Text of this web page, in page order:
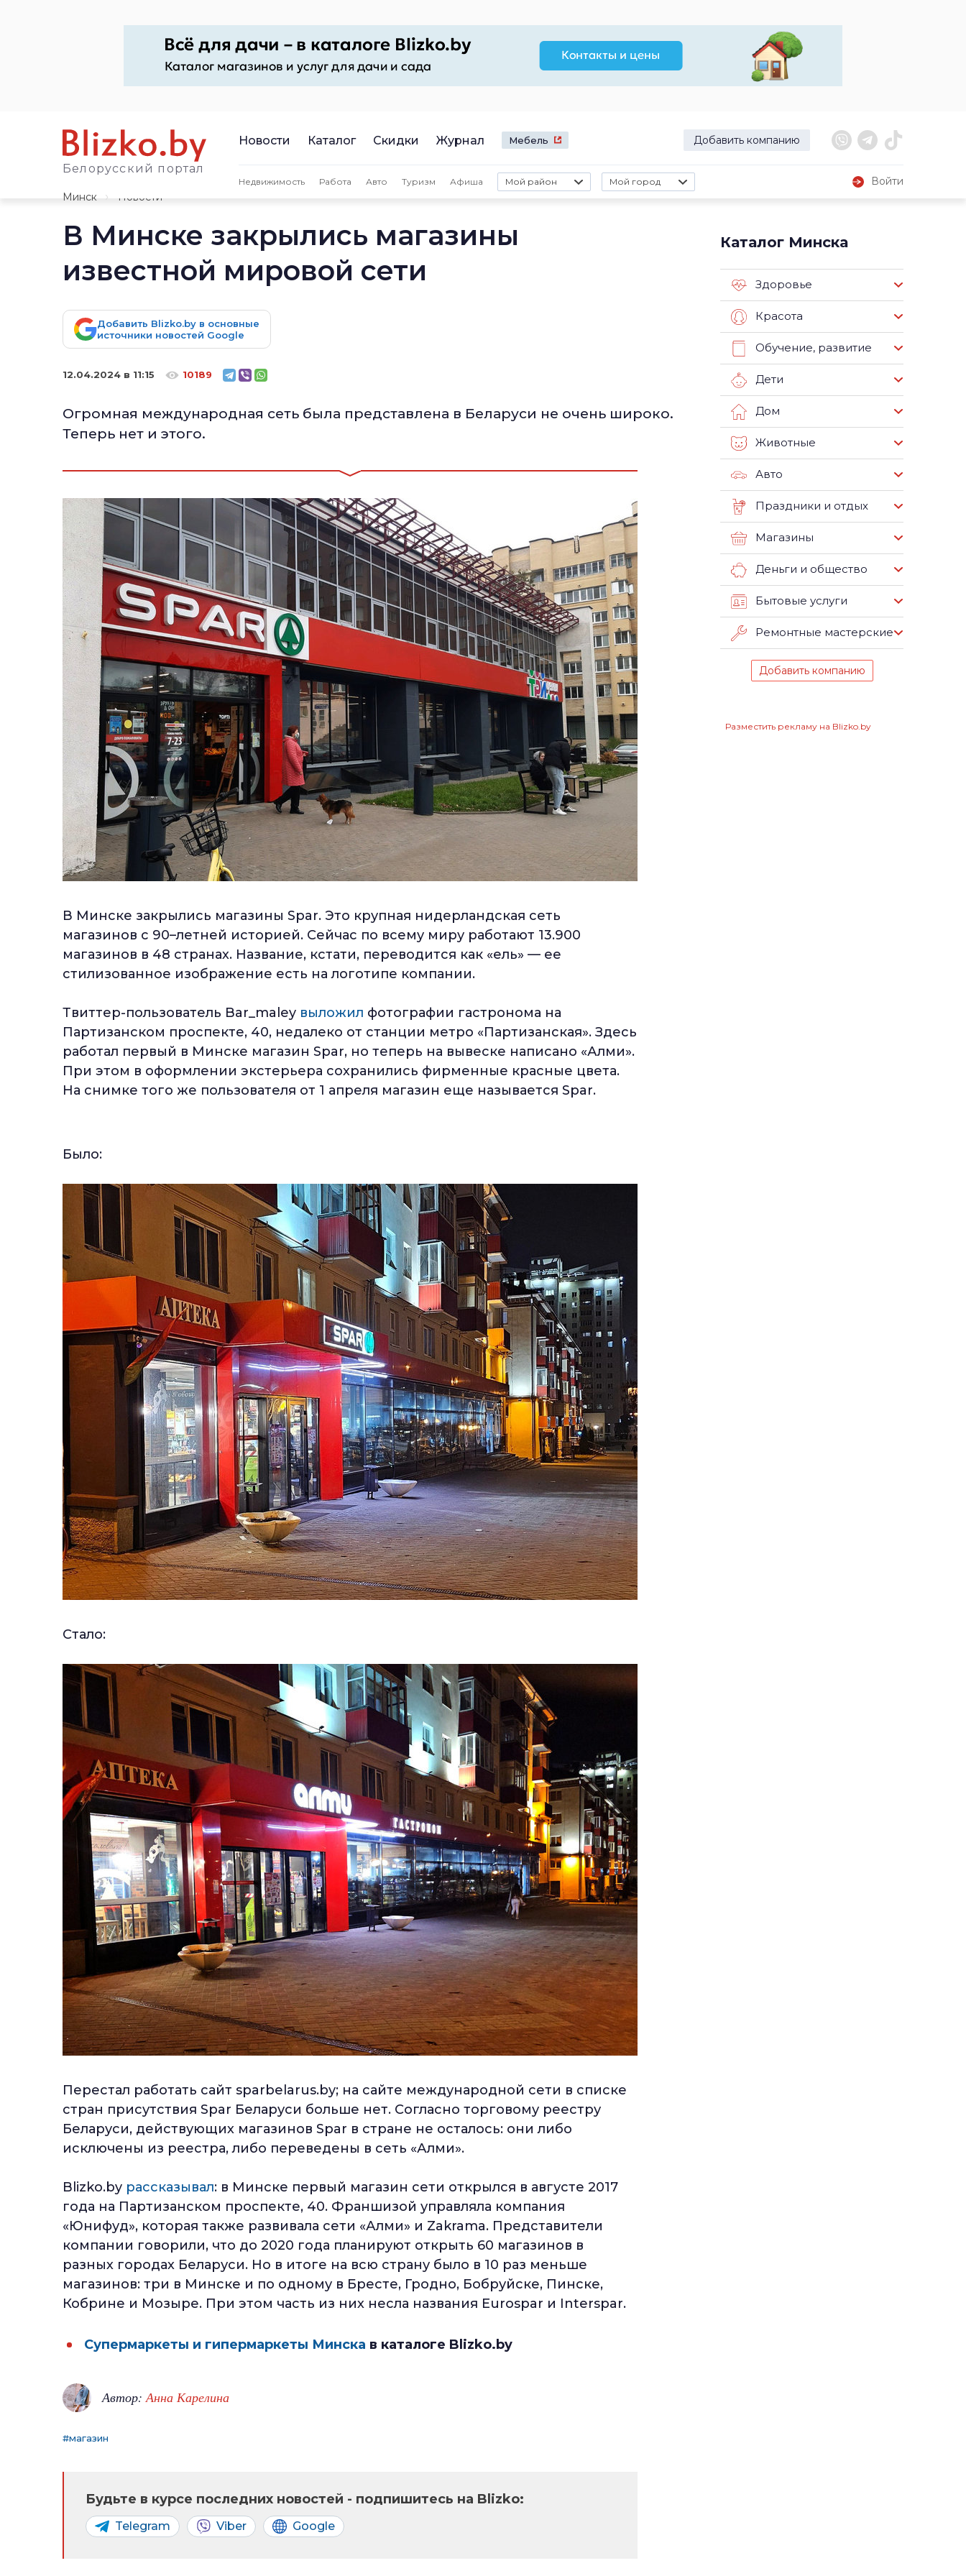
Белорусский портал
Новости Каталог Скидки Журнал Мебель Добавить компанию
Недвижимость Работа Авто Туризм Афиша Мой район Мой город
Войти
Минск
Новости
В Минске закрылись магазины
известной мировой сети
Добавить Blizko.by в основные
источники новостей Google
12.04.2024 в 11:15 10189
Огромная международная сеть была представлена в Беларуси не очень широко.
Теперь нет и этого.
В Минске закрылись магазины Spar. Это крупная нидерландская сеть
магазинов с 90–летней историей. Сейчас по всему миру работают 13.900
магазинов в 48 странах. Название, кстати, переводится как «ель» — ее
стилизованное изображение есть на логотипе компании.
Твиттер-пользователь Bar_maley выложил фотографии гастронома на
Партизанском проспекте, 40, недалеко от станции метро «Партизанская». Здесь
работал первый в Минске магазин Spar, но теперь на вывеске написано «Алми».
При этом в оформлении экстерьера сохранились фирменные красные цвета.
На снимке того же пользователя от 1 апреля магазин еще называется Spar.
Было:
Стало:
Перестал работать сайт sparbelarus.by; на сайте международной сети в списке
стран присутствия Spar Беларуси больше нет. Согласно торговому реестру
Беларуси, действующих магазинов Spar в стране не осталось: они либо
исключены из реестра, либо переведены в сеть «Алми».
Blizko.by рассказывал: в Минске первый магазин сети открылся в августе 2017
года на Партизанском проспекте, 40. Франшизой управляла компания
«Юнифуд», которая также развивала сети «Алми» и Zakrama. Представители
компании говорили, что до 2020 года планируют открыть 60 магазинов в
разных городах Беларуси. Но в итоге на всю страну было в 10 раз меньше
магазинов: три в Минске и по одному в Бресте, Гродно, Бобруйске, Пинске,
Кобрине и Мозыре. При этом часть из них несла названия Eurospar и Interspar.
Супермаркеты и гипермаркеты Минска в каталоге Blizko.by
Автор:Анна Карелина
#магазин
Будьте в курсе последних новостей - подпишитесь на Blizko:
Telegram Viber Google
Каталог Минска
Здоровье
Красота
Обучение, развитие
Дети
Дом
Животные
Авто
Праздники и отдых
Магазины
Деньги и общество
Бытовые услуги
Ремонтные мастерские
Добавить компанию
Разместить рекламу на Blizko.by